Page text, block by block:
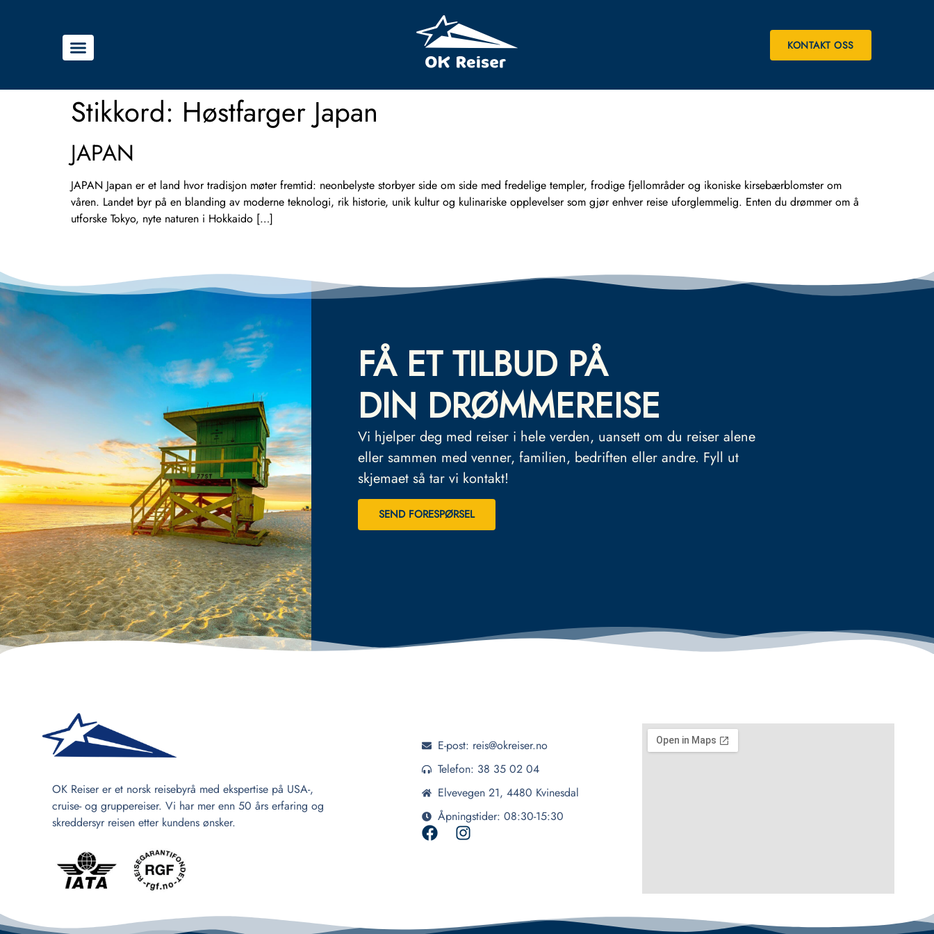
KONTAKT OSS
Stikkord: Høstfarger Japan
JAPAN
JAPAN Japan er et land hvor tradisjon møter fremtid: neonbelyste storbyer side om side med fredelige templer, frodige fjellområder og ikoniske kirsebærblomster om
våren. Landet byr på en blanding av moderne teknologi, rik historie, unik kultur og kulinariske opplevelser som gjør enhver reise uforglemmelig. Enten du drømmer om å
utforske Tokyo, nyte naturen i Hokkaido […]
FÅ ET TILBUD PÅ
DIN DRØMMEREISE
Vi hjelper deg med reiser i hele verden, uansett om du reiser alene
eller sammen med venner, familien, bedriften eller andre. Fyll ut
skjemaet så tar vi kontakt!
SEND FORESPØRSEL
OK Reiser er et norsk reisebyrå med ekspertise på USA-,
cruise- og gruppereiser. Vi har mer enn 50 års erfaring og
skreddersyr reisen etter kundens ønsker.
E-post: reis@okreiser.no
Telefon: 38 35 02 04
Elvevegen 21, 4480 Kvinesdal
Åpningstider: 08:30-15:30